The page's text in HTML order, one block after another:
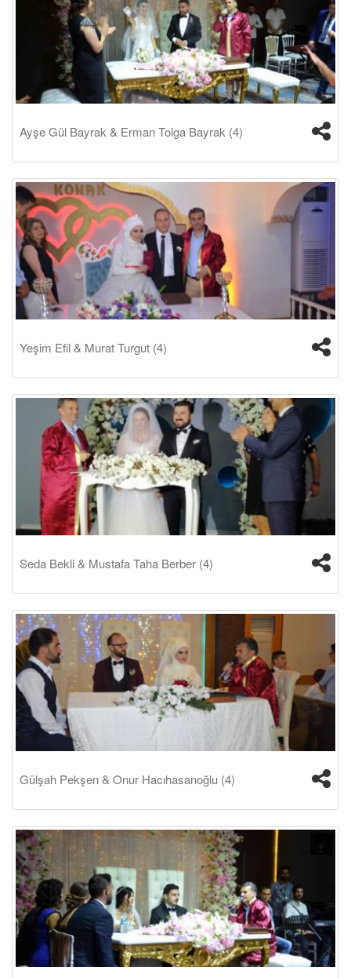
Ayşe Gül Bayrak & Erman Tolga Bayrak (4)
Yeşim Efil & Murat Turgut (4)
Seda Bekli & Mustafa Taha Berber (4)
Gülşah Pekşen & Onur Hacıhasanoğlu (4)